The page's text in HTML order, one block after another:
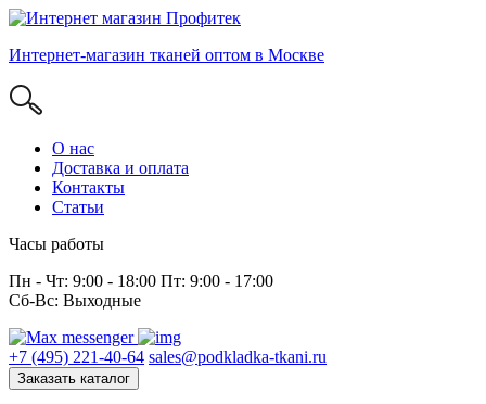
Интернет-магазин тканей оптом в Москве
О нас
Доставка и оплата
Контакты
Статьи
Часы работы
Пн - Чт: 9:00 - 18:00 Пт: 9:00 - 17:00
Сб-Вс: Выходные
+7 (495) 221-40-64 sales@podkladka-tkani.ru
Заказать каталог